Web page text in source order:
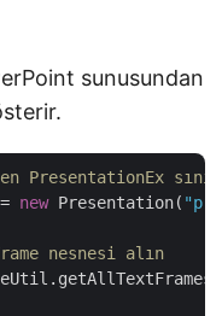
sunusundan
PresentationEx
new Presentation(
nesnesi alın